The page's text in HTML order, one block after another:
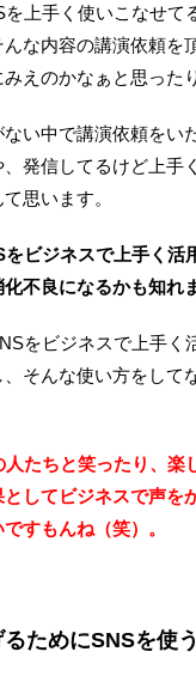
を上手く使いこなせて
んな内容の講演依頼を
えのかなぁと思った
い中で講演依頼をい
発信してるけど上手
思います。
をビジネスで上手く活
不良になるかも知れ
をビジネスで上手く
そんな使い方をして
人たちと笑ったり、楽
してビジネスで声を
すもんね（笑）。
ためにSNSを使う